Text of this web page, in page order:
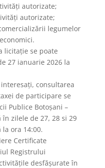
autorizate;
autorizate;
legumelor
licitaţie se poate
27 ianuarie 2026 la
consultarea
de participare se
Publice Botoşani –
zilele de 27, 28 si 29
ora 14:00.
Certificate
Registrului
desfășurate în